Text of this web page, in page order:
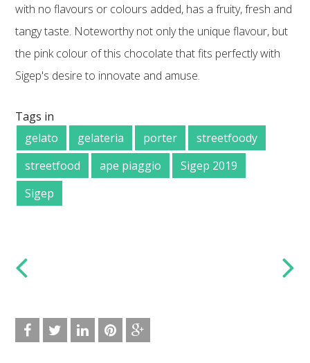
with no flavours or colours added, has a fruity, fresh and
tangy taste. Noteworthy not only the unique flavour, but
the pink colour of this chocolate that fits perfectly with
Sigep's desire to innovate and amuse.
Tags in
gelato
gelateria porter
streetfoody
streetfood
ape piaggio
Sigep 2019
Sigep